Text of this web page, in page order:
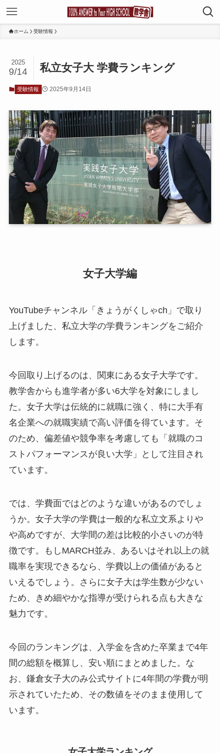
ホーム 受験情報
私立女子大 学費ランキング
2025
9/14
受験情報 2025年9月14日
女子大学編
YouTubeチャンネル「きょうがくしゃch」で取り
上げました、私立大学の学費ランキングをご紹介
します。
今回取り上げるのは、関東にある女子大学です。
教学舎からも進学者が多い6大学を対象にしまし
た。女子大学は伝統的に就職に強く、特に大手有
名企業への就職実績で高い評価を得ています。そ
のため、偏差値や競争率を考慮しても「就職のコ
ストパフォーマンスが良い大学」として注目され
ています。
では、学費面ではどのような違いがあるのでしょ
うか。女子大学の学費は一般的な私立文系よりや
や高めですが、大学間の差は比較的小さいのが特
徴です。もしMARCH並み、あるいはそれ以上の就
職率を実現できるなら、学費以上の価値があると
いえるでしょう。さらに女子大は学生数が少ない
ため、きめ細やかな指導が受けられる点も大きな
魅力です。
今回のランキングは、入学金を含めた卒業まで4年
間の総額を概算し、安い順にまとめました。な
お、鎌倉女子大のみ公式サイトに4年間の学費が明
示されていたため、その数値をそのまま使用して
います。